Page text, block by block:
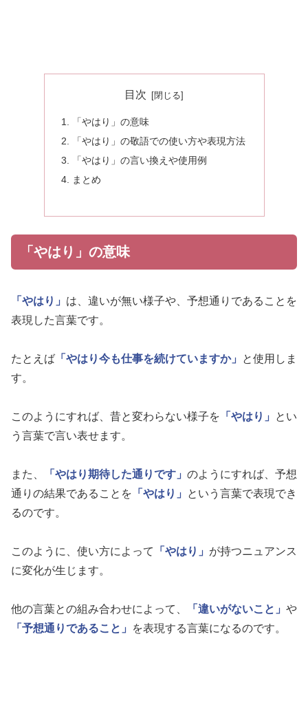
目次
「やはり」の意味
「やはり」の敬語での使い方や表現方法
「やはり」の言い換えや使用例
まとめ
「やはり」の意味
「やはり」 は、違いが無い様子や、予想通りであることを
表現した言葉です。
たとえば 「やはり今も仕事を続けていますか」
と使用しま
す。
このようにすれば、昔と変わらない様子を 「やはり」
とい
う言葉で言い表せます。
また、 「やはり期待した通りです」 のようにすれば、予想
通りの結果であることを 「やはり」
という言葉で表現でき
るのです。
このように、使い方によって 「やはり」 が持つニュアンス
に変化が生じます。
他の言葉との組み合わせによって、 「違いがないこと」 や
「予想通りであること」
を表現する言葉になるのです。